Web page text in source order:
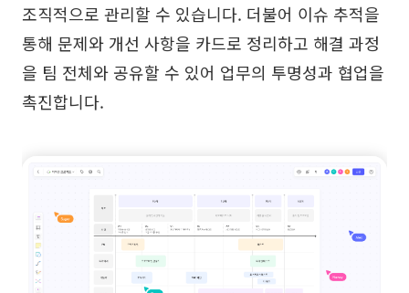
조직적으로 관리할 수 있습니다. 더불어 이슈 추적을
통해 문제와 개선 사항을 카드로 정리하고 해결 과정
을 팀 전체와 공유할 수 있어 업무의 투명성과 협업을
촉진합니다.